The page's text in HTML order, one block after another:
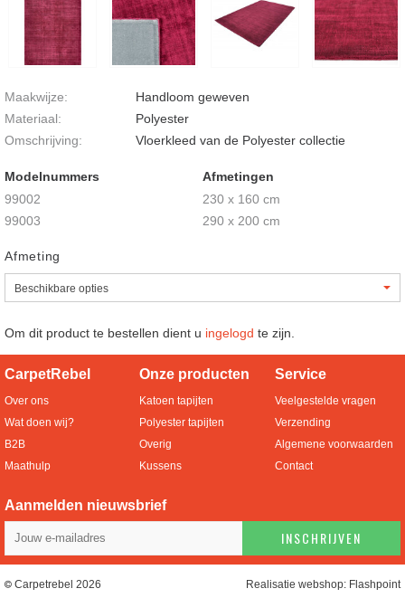
Maakwijze:
Handloom geweven
Materiaal:
Polyester
Omschrijving:
Vloerkleed van de Polyester collectie
Modelnummers
Afmetingen
99002
99003
230 x 160 cm
290 x 200 cm
Afmeting
Om dit product te bestellen dient u ingelogd te zijn.
CarpetRebel
Over ons
Wat doen wij?
B2B
Maathulp
Onze producten
Katoen tapijten
Polyester tapijten
Overig
Kussens
Service
Veelgestelde vragen
Verzending
Algemene voorwaarden
Contact
Aanmelden nieuwsbrief
INSCHRIJVEN
Carpetrebel 2026 Realisatie webshop: Flashpoint